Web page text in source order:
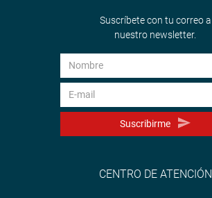
Suscríbete con tu correo a
nuestro newsletter.
Suscribirme
CENTRO DE ATENCIÓN